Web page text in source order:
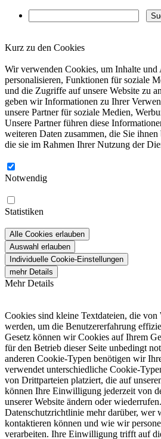
Kurz zu den Cookies
Wir verwenden Cookies, um Inhalte und
personalisieren, Funktionen für soziale
und die Zugriffe auf unsere Website zu
geben wir Informationen zu Ihrer
unsere Partner für soziale Medien,
Unsere Partner führen diese
weiteren Daten zusammen, die Sie
die sie im Rahmen Ihrer Nutzung der
Notwendig
Statistiken
Alle Cookies erlauben
Auswahl erlauben
Individuelle Cookie-Einstellungen
mehr Details
Mehr Details
Cookies sind kleine Textdateien, die von
werden, um die Benutzererfahrung
Gesetz können wir Cookies auf Ihrem
für den Betrieb dieser Seite unbedingt
anderen Cookie-Typen benötigen wir
verwendet unterschiedliche Cookie-
von Drittparteien platziert, die auf
können Ihre Einwilligung jederzeit von
unserer Website ändern oder
Datenschutzrichtlinie mehr darüber, wer
kontaktieren können und wie wir
verarbeiten. Ihre Einwilligung trifft auf